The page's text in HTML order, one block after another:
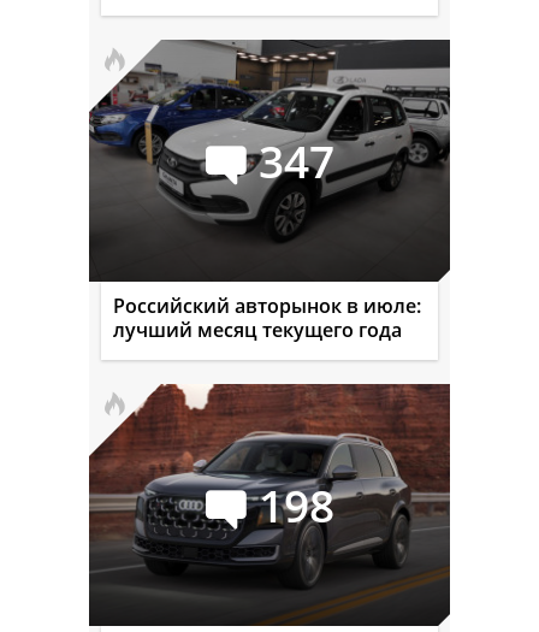
347
Российский авторынок в июле:
лучший месяц текущего года
198